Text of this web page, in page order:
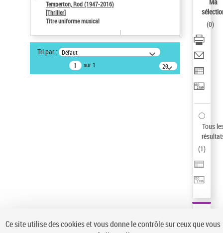
Type de notice d'autorité
Œuvre
Statut de la notice d’autorité
Temperton, Rod (1947-2016)
[Thriller]
Titre uniforme musical
Tri par : Défaut
sur 1
20
résultats/page
(0)
Tous
(1)
Ce site utilise des cookies et vous donne le contrôle sur ceux que vous